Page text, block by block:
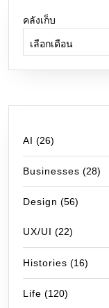
คลังเก็บ
AI (26)
Businesses (28)
Design (56)
UX/UI (22)
Histories (16)
Life (120)